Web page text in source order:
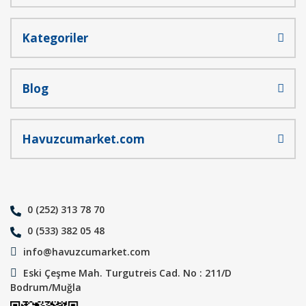
Kategoriler
Blog
Havuzcumarket.com
0 (252) 313 78 70
0 (533) 382 05 48
info@havuzcumarket.com
Eski Çeşme Mah. Turgutreis Cad. No : 211/D
Bodrum/Muğla